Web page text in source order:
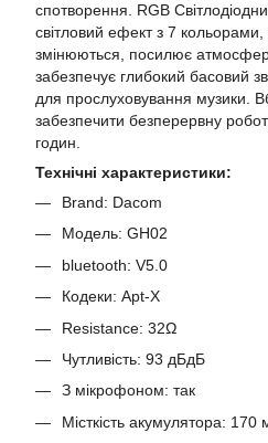
спотворення. RGB
світловий ефект з 7
змінюються, посилює
забезпечує глибокий басовий
для прослуховування музики.
забезпечити безперервну
годин.
Технічні характеристики:
Brand: Dacom
Модель: GH02
bluetooth: V5.0
Кодеки: Apt-X
Resistance: 32Ω
Чутливість: 93 дБдБ
З мікрофоном: так
Місткість акумулятора: 170